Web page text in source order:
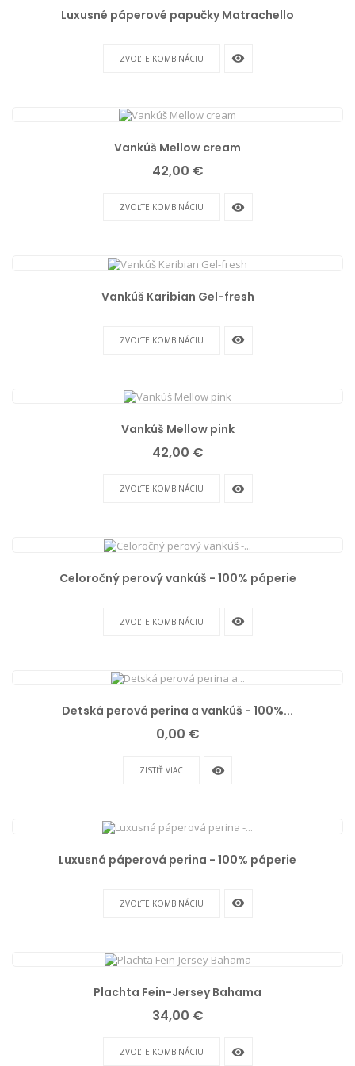
Luxusné páperové papučky Matrachello
ZVOĽTE KOMBINÁCIU remove_red_eye
Vankúš Mellow cream
Cena
42,00 €
ZVOĽTE KOMBINÁCIU remove_red_eye
Vankúš Karibian Gel-fresh
ZVOĽTE KOMBINÁCIU remove_red_eye
Vankúš Mellow pink
Cena
42,00 €
ZVOĽTE KOMBINÁCIU remove_red_eye
Celoročný perový vankúš - 100% páperie
ZVOĽTE KOMBINÁCIU remove_red_eye
Detská perová perina a vankúš - 100%...
Cena
0,00 €
ZISTIŤ VIAC remove_red_eye
Luxusná páperová perina - 100% páperie
ZVOĽTE KOMBINÁCIU remove_red_eye
Plachta Fein-Jersey Bahama
Cena
34,00 €
ZVOĽTE KOMBINÁCIU remove_red_eye